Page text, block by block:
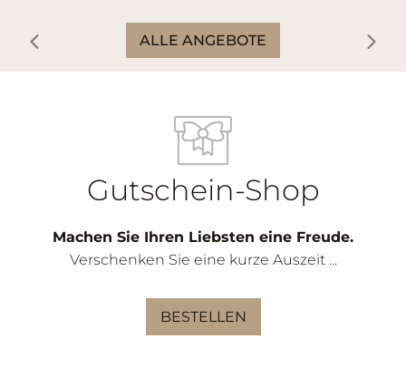
ALLE ANGEBOTE
Gutschein-Shop
Machen Sie Ihren Liebsten eine Freude.
Verschenken Sie eine kurze Auszeit ...
BESTELLEN